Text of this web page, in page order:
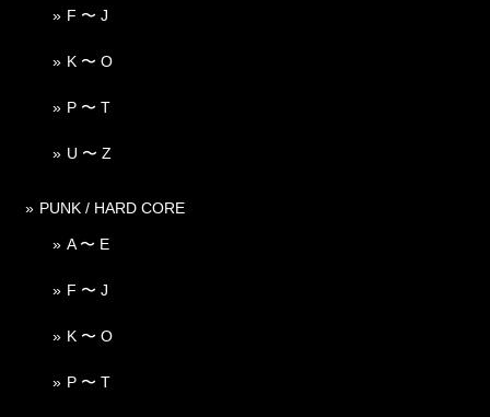
F 〜 J
K 〜 O
P 〜 T
U 〜 Z
PUNK / HARD CORE
A 〜 E
F 〜 J
K 〜 O
P 〜 T